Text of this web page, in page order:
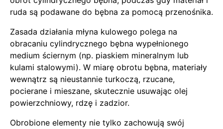
ruda są podawane do bębna za pomocą przenośnika.
Zasada działania młyna kulowego polega na
obracaniu cylindrycznego bębna wypełnionego
medium ściernym (np. piaskiem mineralnym lub
kulami stalowymi). W miarę obrotu bębna, materiały
wewnątrz są nieustannie turkoczą, rzucane,
pocierane i mieszane, skutecznie usuwając olej
powierzchniowy, rdzę i zadzior.
Obrobione elementy nie tylko zachowują swój